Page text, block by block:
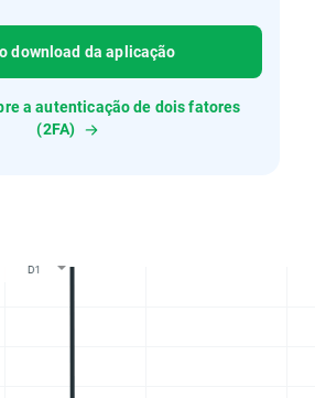
download da aplicação
a autenticação de dois fatores
(2FA)